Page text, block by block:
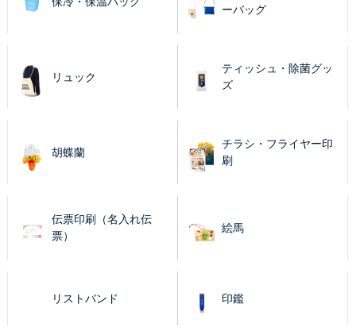
ーバッグ
リュック
ティッシュ・除菌グッ
ズ
胡蝶蘭
チラシ・フライヤー印
刷
伝票印刷（名入れ伝
票）
絵馬
リストバンド 印鑑